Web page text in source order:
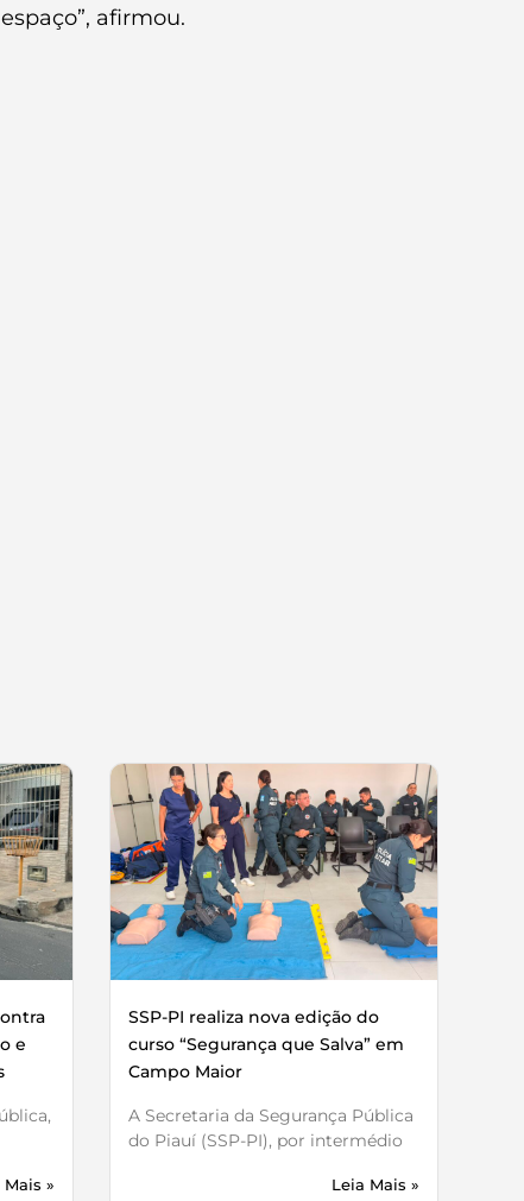
afirmou.
e
Mais »
SSP-PI realiza nova edição do
curso “Segurança que Salva” em
Campo Maior
A Secretaria da Segurança Pública
do Piauí (SSP-PI), por intermédio
Leia Mais »